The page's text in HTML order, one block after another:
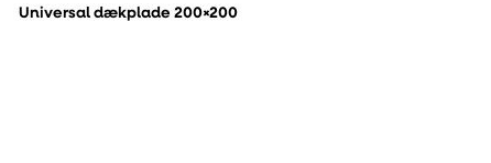
Universal dækplade 200×200